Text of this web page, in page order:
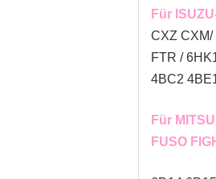
Für
CXZ CXM/
FTR /
4BC2
Für
FUSO